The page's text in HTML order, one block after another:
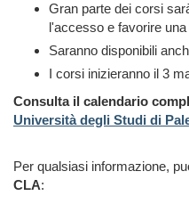
Gran parte dei corsi
l'accesso e favorire
Saranno disponibili
I corsi inizieranno il 3
Consulta il calendario
Università degli Studi di
Per qualsiasi informazione,
CLA: